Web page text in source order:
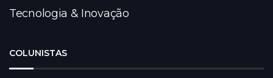
Tecnologia & Inovação
COLUNISTAS